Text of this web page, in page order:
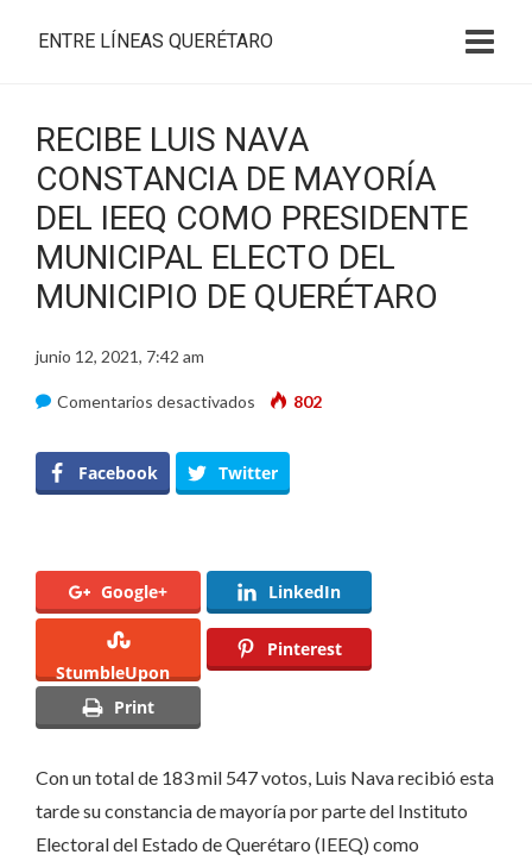
ENTRE LÍNEAS QUERÉTARO
RECIBE LUIS NAVA
CONSTANCIA DE MAYORÍA
DEL IEEQ COMO PRESIDENTE
MUNICIPAL ELECTO DEL
MUNICIPIO DE QUERÉTARO
junio 12, 2021, 7:42 am
Comentarios desactivados en
LUIS
NAVA
DE
MAYORÍA
DEL
IEEQ
802
Facebook Twitter
Google+ LinkedIn
StumbleUpon
Pinterest
Print
Con un total de 183 mil 547 votos, Luis Nava recibió esta
tarde su constancia de mayoría por parte del Instituto
Electoral del Estado de Querétaro (IEEQ) como